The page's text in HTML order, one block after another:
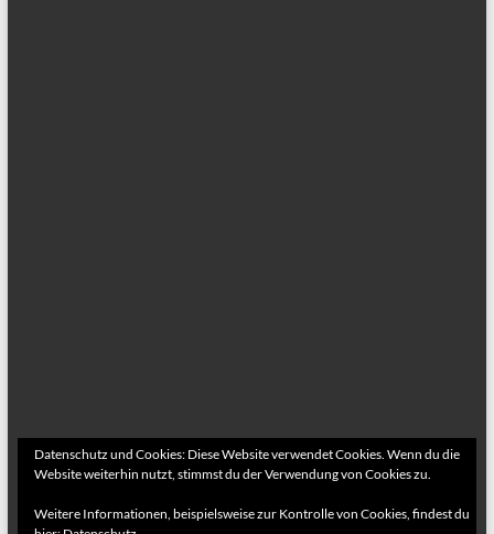
Datenschutz und Cookies: Diese Website verwendet Cookies. Wenn du die
Website weiterhin nutzt, stimmst du der Verwendung von Cookies zu.
Weitere Informationen, beispielsweise zur Kontrolle von Cookies, findest du